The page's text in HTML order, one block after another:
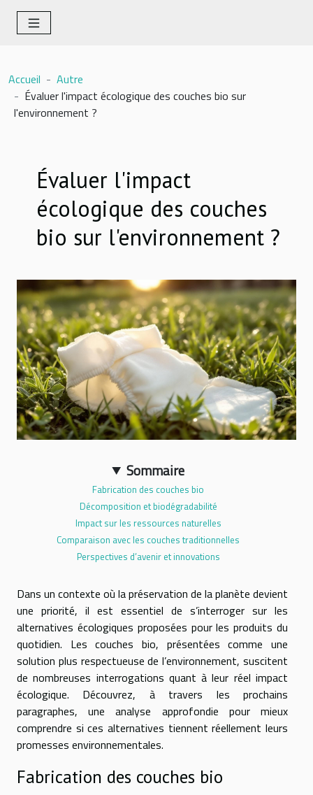
Accueil
Autre
Évaluer l'impact écologique des couches bio sur
l'environnement ?
Évaluer l'impact
écologique des couches
bio sur l'environnement ?
Sommaire
Fabrication des couches bio
Décomposition et biodégradabilité
Impact sur les ressources naturelles
Comparaison avec les couches traditionnelles
Perspectives d’avenir et innovations
Dans un contexte où la préservation de la planète devient
une priorité, il est essentiel de s’interroger sur les
alternatives écologiques proposées pour les produits du
quotidien. Les couches bio, présentées comme une
solution plus respectueuse de l’environnement, suscitent
de nombreuses interrogations quant à leur réel impact
écologique. Découvrez, à travers les prochains
paragraphes, une analyse approfondie pour mieux
comprendre si ces alternatives tiennent réellement leurs
promesses environnementales.
Fabrication des couches bio